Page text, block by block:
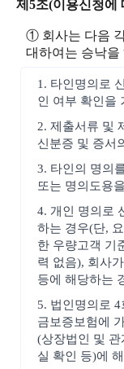
제5조(이용신청에
① 회사는 다음
대하여는 승낙을
1. 타인명의로
인 여부 확인을
2. 제출서류 및
신분증 및 증서
3. 타인의 명의
또는 명의도용
4. 개인 명의로
하는 경우(단,
한 우량고객 기
력 없음), 회사
등에 해당하는
5. 법인명의로
금보증보험에
(상장법인 및
실 확인 등)에